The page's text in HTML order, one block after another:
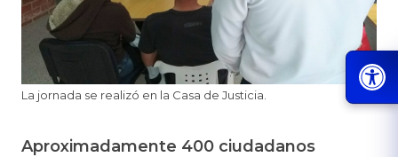
​La jornada se realizó en la Casa de Justicia.
Aproximadamente 400 ciudadanos